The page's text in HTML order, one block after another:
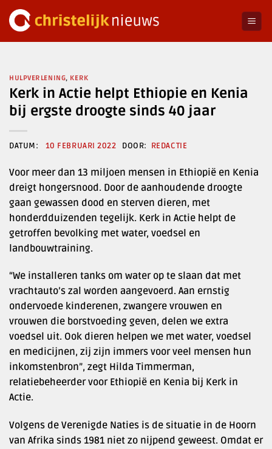
naar
HULPVERLENING, KERK
Kerk in Actie helpt Ethiopie en Kenia
bij ergste droogte sinds 40 jaar
10 FEBRUARI 2022 REDACTIE
Voor meer dan 13 miljoen mensen in Ethiopië en Kenia
dreigt hongersnood. Door de aanhoudende droogte
gaan gewassen dood en sterven dieren, met
honderdduizenden tegelijk. Kerk in Actie helpt de
getroffen bevolking met water, voedsel en
landbouwtraining.
“We installeren tanks om water op te slaan dat met
vrachtauto’s zal worden aangevoerd. Aan ernstig
ondervoede kinderenen, zwangere vrouwen en
vrouwen die borstvoeding geven, delen we extra
voedsel uit. Ook dieren helpen we met water, voedsel
en medicijnen, zij zijn immers voor veel mensen hun
inkomstenbron”, zegt Hilda Timmerman,
relatiebeheerder voor Ethiopië en Kenia bij Kerk in
Actie.
Volgens de Verenigde Naties is de situatie in de Hoorn
van Afrika sinds 1981 niet zo nijpend geweest. Omdat er